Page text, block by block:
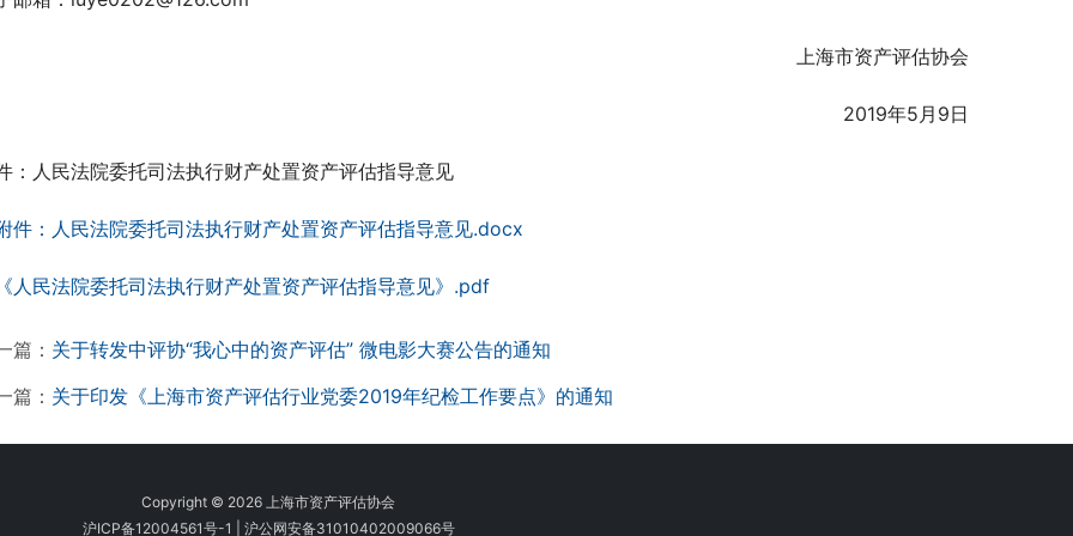
上海市资产评估协会
2019年5月9日
：人民法院委托司法执行财产处置资产评估指导意见
件：人民法院委托司法执行财产处置资产评估指导意见.docx
《人民法院委托司法执行财产处置资产评估指导意见》.pdf
篇： 关于转发中评协“我心中的资产评估” 微电影大赛公告的通知
篇： 关于印发《上海市资产评估行业党委2019年纪检工作要点》的通知
Copyright © 2026 上海市资产评估协会
沪ICP备12004561号-1
沪公网安备31010402009066号